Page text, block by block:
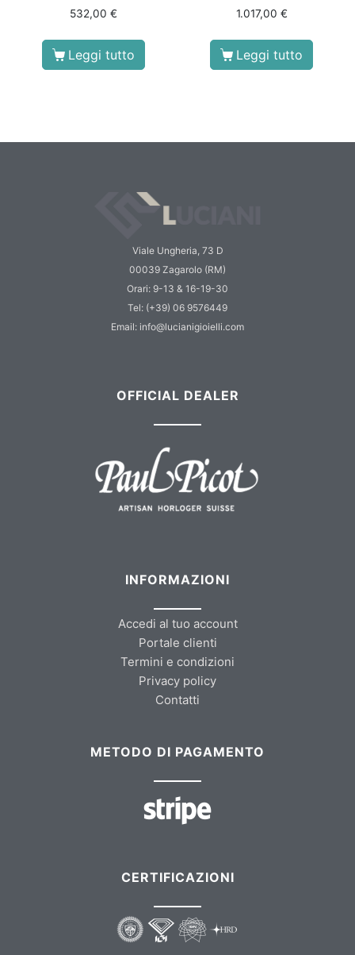
532,00 €
Leggi tutto
1.017,00 €
Leggi tutto
Viale Ungheria, 73 D
00039 Zagarolo (RM)
Orari: 9-13 & 16-19-30
Tel: (+39) 06 9576449
Email: info@lucianigioielli.com
OFFICIAL DEALER
INFORMAZIONI
Accedi al tuo account
Portale clienti
Termini e condizioni
Privacy policy
Contatti
METODO DI PAGAMENTO
CERTIFICAZIONI